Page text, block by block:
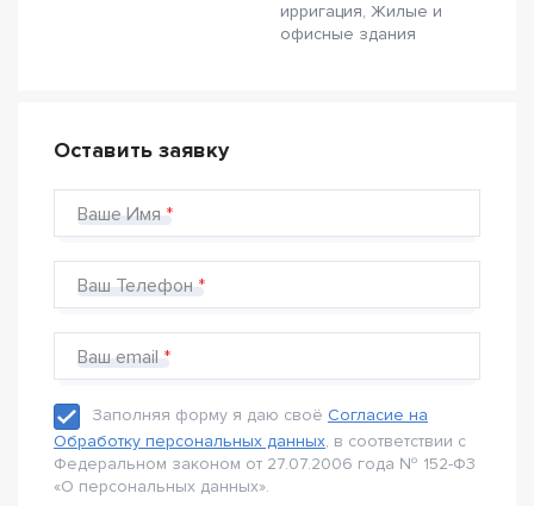
ирригация, Жилые и
офисные здания
Оставить заявку
Ваше Имя
Ваш Телефон
Ваш email
Заполняя форму я даю своё Согласие на
Обработку персональных данных, в соответствии с
Федеральном законом от 27.07.2006 года № 152-Ф3
«О персональных данных».